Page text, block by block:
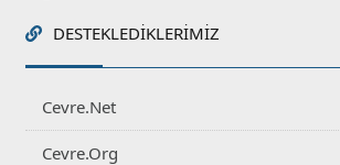
DESTEKLEDIKLERIMIZ
Cevre.Net
Cevre.Org